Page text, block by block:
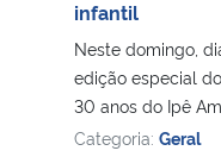
infantil
Neste domingo,
edição especial
30 anos do Ipê
Categoria: Geral